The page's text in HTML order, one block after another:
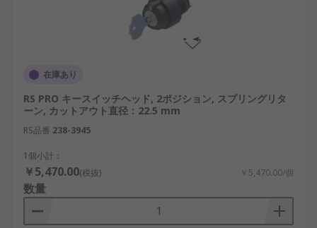
在庫あり
RS PRO キースイッチヘッド, 2ポジション, スプリングリタ
ーン, カットアウト直径：22.5 mm
RS品番 238-3945
1個小計：
￥5,470.00(税抜) ￥5,470.00/個
数量